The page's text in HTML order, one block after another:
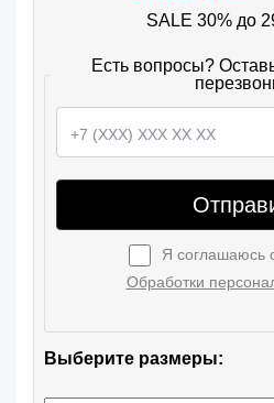
SALE 30% до
Есть вопросы?
Я соглашаюсь
Обработки
Выберите размеры: